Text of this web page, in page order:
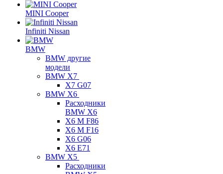
MINI Cooper
Infiniti Nissan
BMW
BMW другие
модели
BMW X7
X7 G07
BMW X6
Расходники
BMW X6
X6 M F86
X6 M F16
X6 G06
X6 E71
BMW X5
Расходники